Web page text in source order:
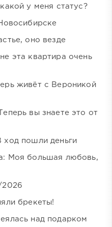
у меня статус?
оно везде
эта квартира очень
живёт с Вероникой
вы знаете это от
пошли деньги
Моя большая любовь,
брекеты!
над подарком